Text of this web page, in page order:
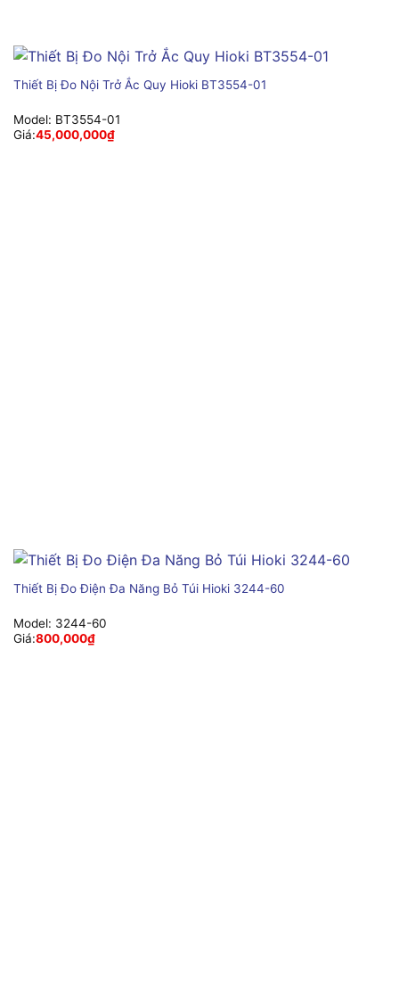
Thiết Bị Đo Nội Trở Ắc Quy Hioki BT3554-01
Model: BT3554-01
Giá:45,000,000₫
Thiết Bị Đo Điện Đa Năng Bỏ Túi Hioki 3244-60
Model: 3244-60
Giá:800,000₫